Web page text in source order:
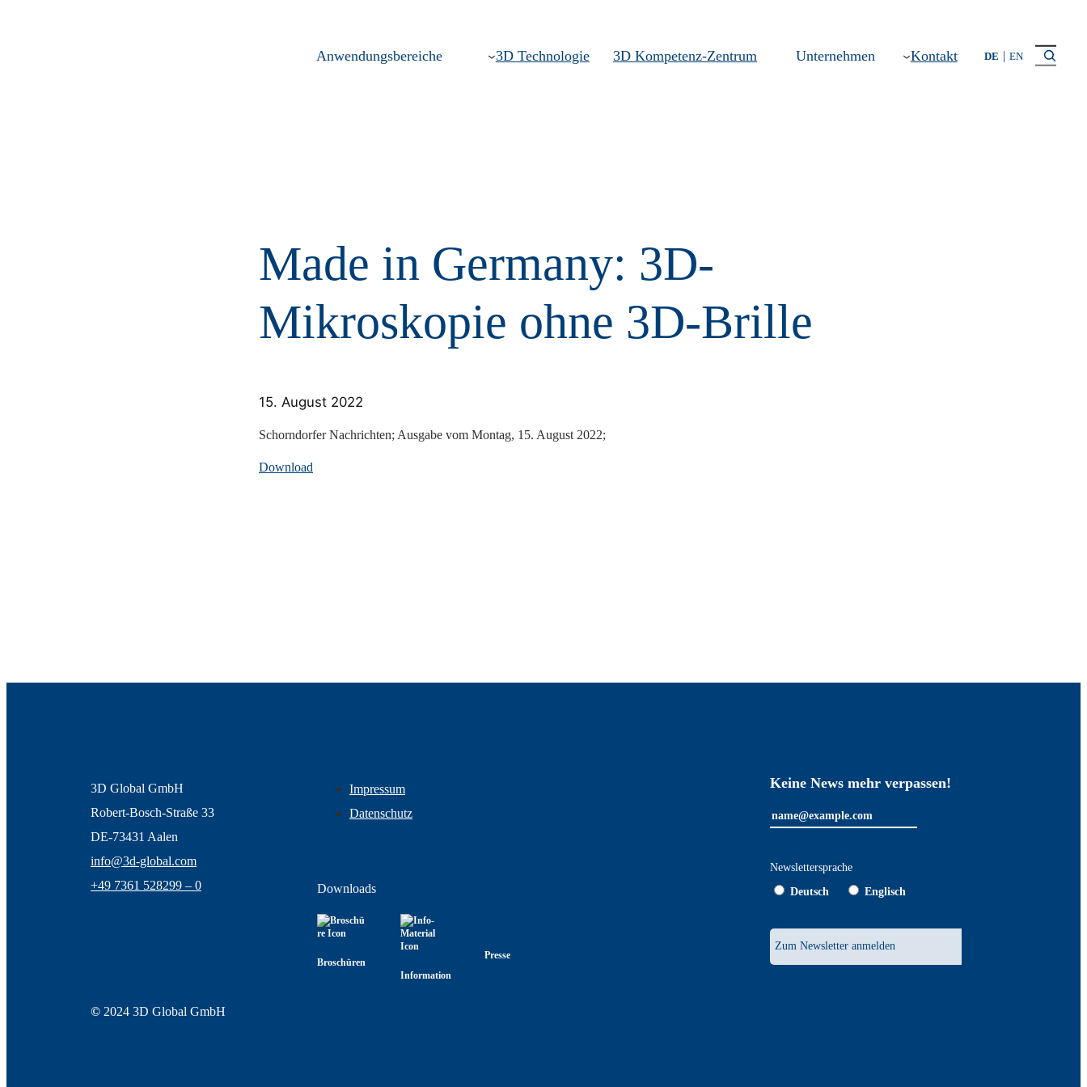
Anwendungsbereiche 3D Technologie 3D Kompetenz-Zentrum Unternehmen Kontakt DE EN Suchen
Made in Germany: 3D-
Mikroskopie ohne 3D-Brille
15. August 2022
Schorndorfer Nachrichten; Ausgabe vom Montag, 15. August 2022;
Download
3D Global GmbH
Robert-Bosch-Straße 33
DE-73431 Aalen
info@3d-global.com
+49 7361 528299 – 0
© 2024 3D Global GmbH
Impressum
Datenschutz
Downloads
Broschüren
Information
Presse
Keine News mehr verpassen!
Newslettersprache
Deutsch
Englisch